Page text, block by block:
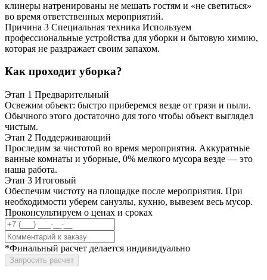
клинеры натренированы не мешать гостям и «не светиться»
во время ответственных мероприятий.
Причина 3 Специальная техника Используем
профессиональные устройства для уборки и бытовую химию,
которая не раздражает своим запахом.
Как проходит уборка?
Этап 1 Предварительный
Освежим объект: быстро приберемся везде от грязи и пыли.
Обычного этого достаточно для того чтобы объект выглядел
чистым.
Этап 2 Поддерживающий
Проследим за чистотой во время мероприятия. Аккуратные
ванные комнаты и уборные, 0% мелкого мусора везде — это
наша работа.
Этап 3 Итоговый
Обеспечим чистоту на площадке после мероприятия. При
необходимости уберем санузлы, кухню, вывезем весь мусор.
Проконсультируем о ценах и сроках
*Финальный расчет делается индивидуально
Запросить расчет